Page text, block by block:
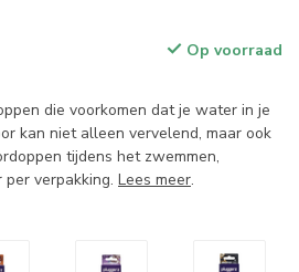
Op voorraad
die voorkomen dat je water in je
kan niet alleen vervelend, maar ook
tijdens het zwemmen,
verpakking. Lees meer.